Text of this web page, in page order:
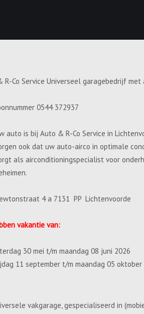
R-Co Service Universeel garagebedrijf
0544 372937
auto is bij Auto & R-Co Service in
ook dat uw auto-airco in optimale
als airconditioningspecialist voor
4 a 7131 PP Lichtenvoorde
vakantie van:
30 mei t/m maandag 08 juni 2026
11 september t/m maandag 05 oktober
vakgarage, gespecialiseerd in